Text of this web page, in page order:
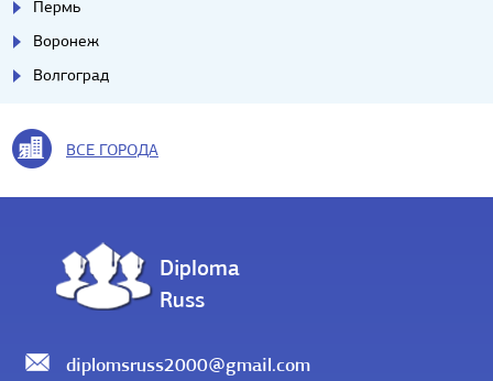
Пермь
Воронеж
Волгоград
ВСЕ ГОРОДА
Diploma
Russ
diplomsruss2000@gmail.com